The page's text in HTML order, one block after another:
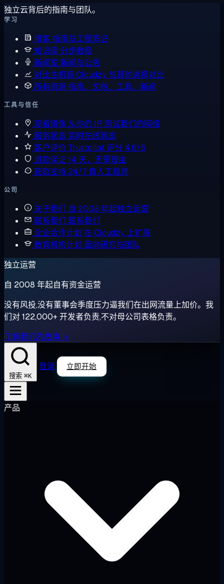
独立云背后的指南与团队。
学习
博客指南与工程笔记
知识库 分步教程
新闻室 新闻与公告
对比主机商 Cloudzy 与其他选择对比
所有资源指南、文档、工具、新闻
工具与信任
观看镜像 从你的 IP 测试我们的网络
服务状态 实时在线状态
客户评价 Trustpilot 评分 4.6/5
退款保证 14 天，无需理由
获取支持 24/7 真人工程师
公司
关于我们 自 2008 年起独立运营
联系我们 联系我们
企业合作计划 在 Cloudzy 上扩展
教育机构计划 面向研究与团队
独立运营
自 2008 年起自有资金运营
没有风投,没有董事会季度压力逼我们在出网流量上加价。我
们对 122,000+ 开发者负责,不对母公司表格负责。
了解我们的故事 →
搜索 ⌘K
登录 立即开始
产品